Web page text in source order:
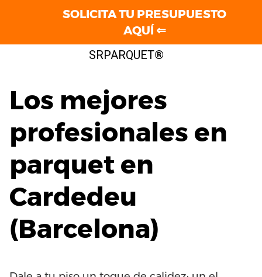
SRPARQUET®
Los mejores
profesionales en
parquet en
Cardedeu
(Barcelona)
SOLICITA TU PRESUPUESTO
AQUÍ ⇐